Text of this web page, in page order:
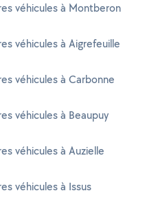
véhicules à Montberon
véhicules à Aigrefeuille
véhicules à Carbonne
véhicules à Beaupuy
véhicules à Auzielle
véhicules à Issus